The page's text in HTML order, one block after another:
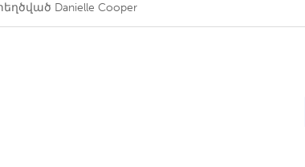
Danielle Cooper